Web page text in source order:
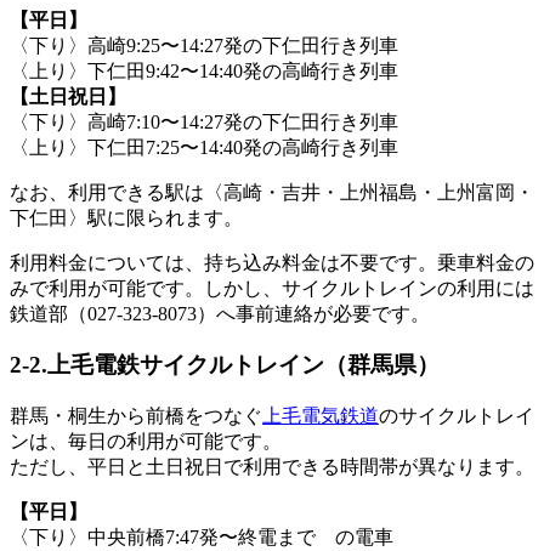
【平日】
〈下り〉高崎9:25〜14:27発の下仁田行き列車
〈上り〉下仁田9:42〜14:40発の高崎行き列車
【土日祝日】
〈下り〉高崎7:10〜14:27発の下仁田行き列車
〈上り〉下仁田7:25〜14:40発の高崎行き列車
なお、利用できる駅は〈高崎・吉井・上州福島・上州富岡・
下仁田〉駅に限られます。
利用料金については、持ち込み料金は不要です。乗車料金の
みで利用が可能です。しかし、サイクルトレインの利用には
鉄道部（027-323-8073）へ事前連絡が必要です。
2-2.上毛電鉄サイクルトレイン（群馬県）
群馬・桐生から前橋をつなぐ 上毛電気鉄道のサイクルトレイ
ンは、毎日の利用が可能です。
ただし、平日と土日祝日で利用できる時間帯が異なります。
【平日】
〈下り〉中央前橋7:47発〜終電まで の電車